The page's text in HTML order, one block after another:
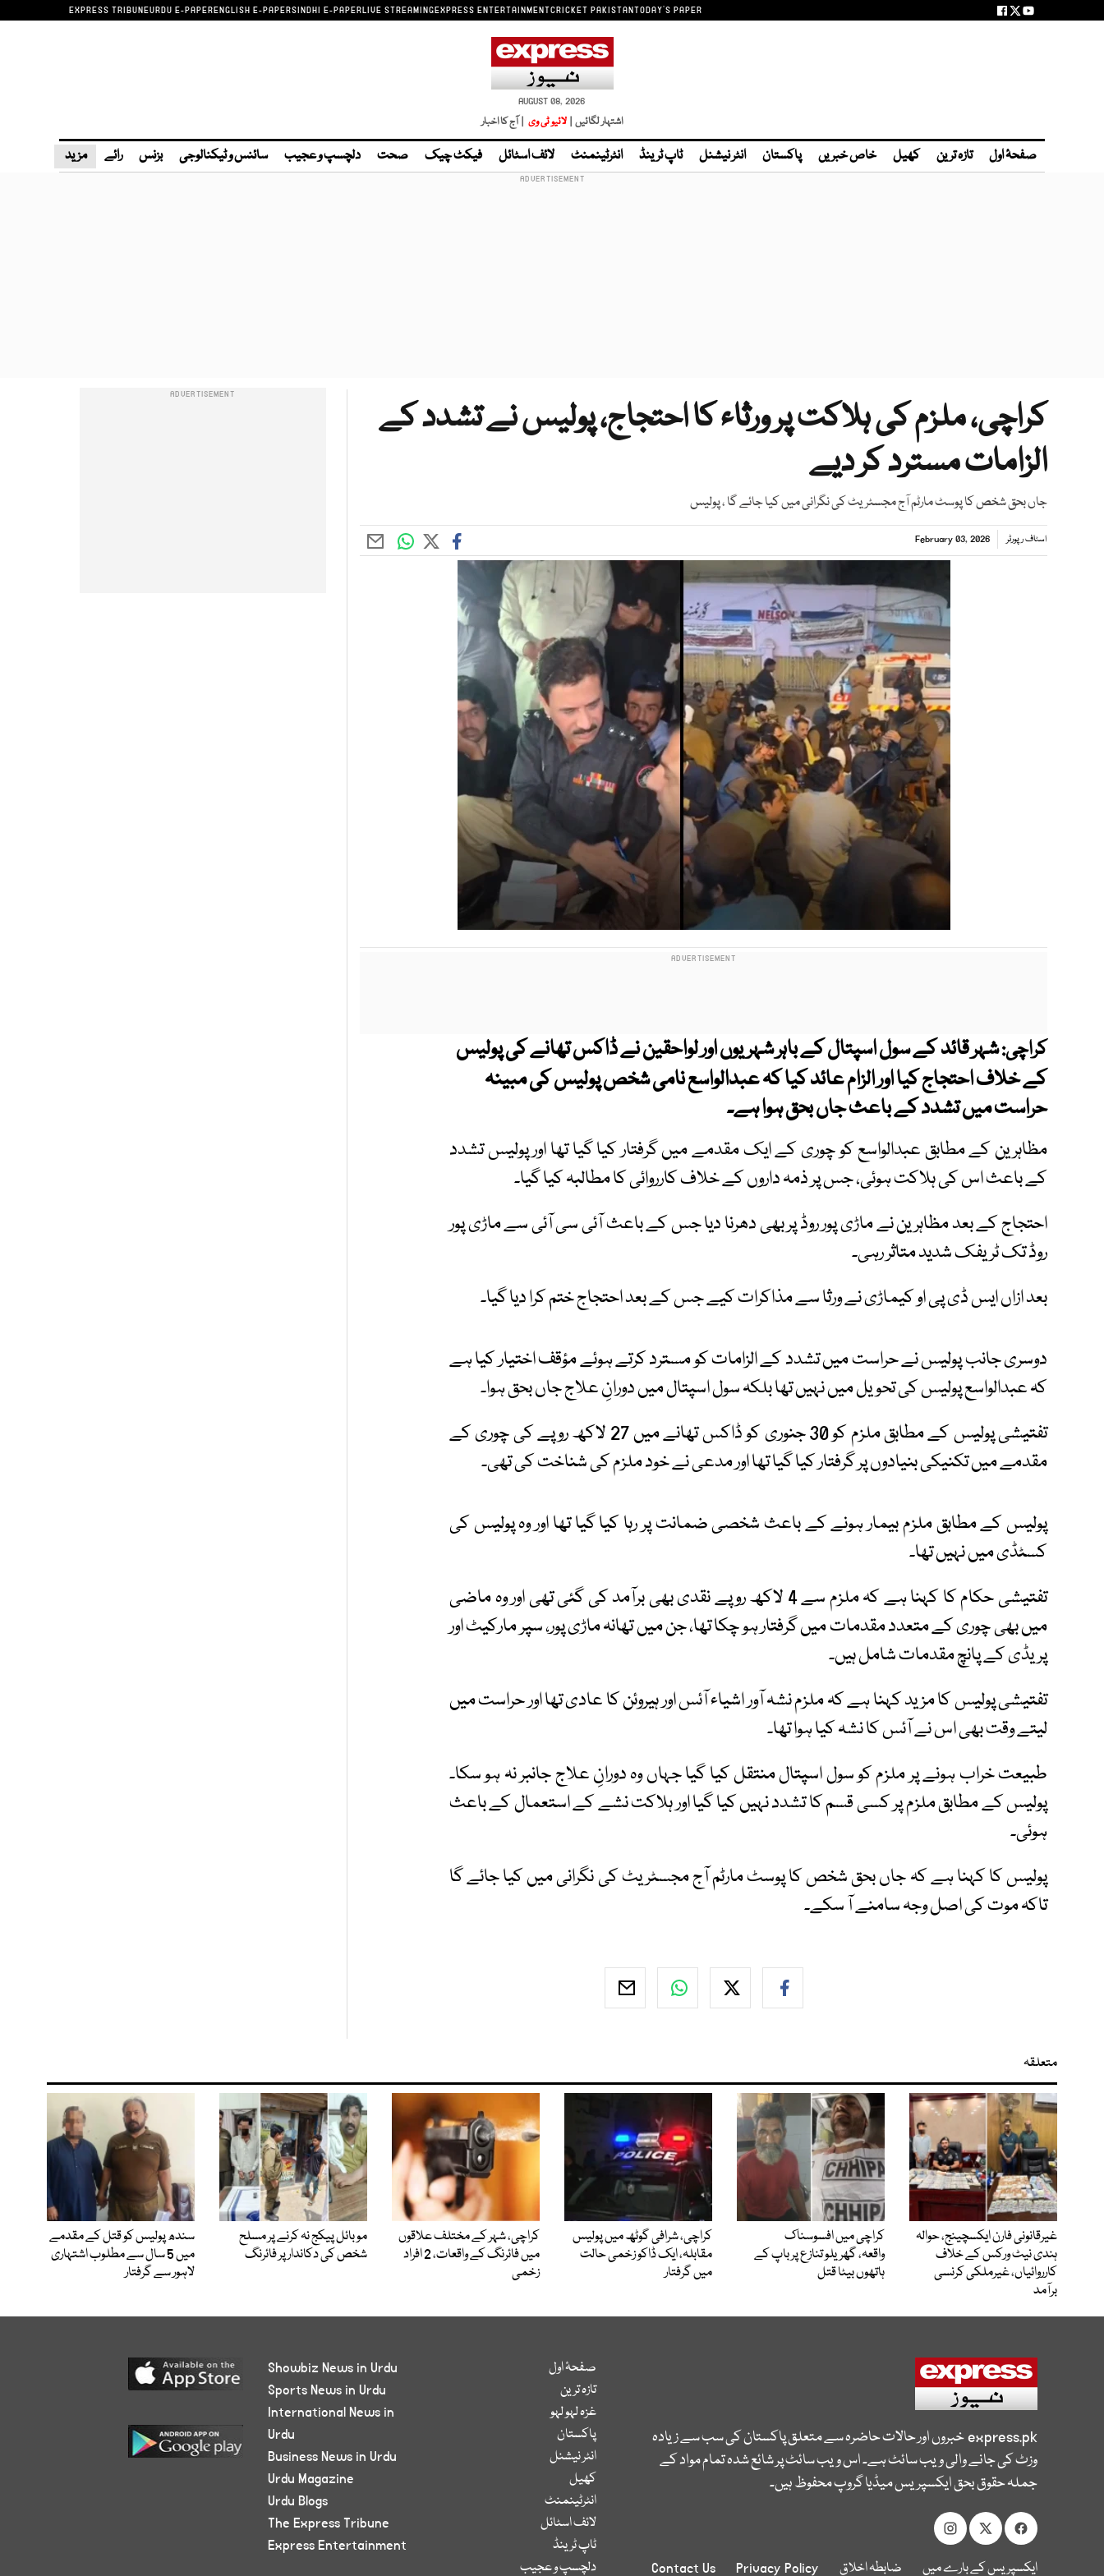
EXPRESS TRIBUNEURDU E-PAPERENGLISH E-PAPERSINDHI E-PAPERLIVE STREAMINGEXPRESS ENTERTAINMENTCRICKET PAKISTANTODAY'S PAPER
AUGUST 08, 2026
اشتہار لگائیں | لائیو ٹی وی | آج کا اخبار
صفحۂ اول تازہ ترین کھیل خاص خبریں پاکستان انٹر نیشنل ٹاپ ٹرینڈ انٹرٹینمنٹ لائف اسٹائل فیکٹ چیک صحت دلچسپ و عجیب سائنس و ٹیکنالوجی بزنس رائے مزید
کراچی، ملزم کی ہلاکت پر ورثاء کا احتجاج، پولیس نے تشدد کے
الزامات مسترد کر دیے
جاں بحق شخص کا پوسٹ مارٹم آج مجسٹریٹ کی نگرانی میں کیا جائے گا ، پولیس
اسٹاف رپورٹر February 03, 2026
کراچی:شہر قائد کے سول اسپتال کے باہر شہریوں اور لواحقین نے ڈاکس تھانے کی پولیس
کے خلاف احتجاج کیا اور الزام عائد کیا کہ عبدالواسع نامی شخص پولیس کی مبینہ
حراست میں تشدد کے باعث جاں بحق ہوا ہے۔
مظاہرین کے مطابق عبدالواسع کو چوری کے ایک مقدمے میں گرفتار کیا گیا تھا اور پولیس تشدد
کے باعث اس کی ہلاکت ہوئی، جس پر ذمہ داروں کے خلاف کارروائی کا مطالبہ کیا گیا۔
احتجاج کے بعد مظاہرین نے ماڑی پور روڈ پر بھی دھرنا دیا جس کے باعث آئی سی آئی سے ماڑی پور
روڈ تک ٹریفک شدید متاثر رہی۔
بعد ازاں ایس ڈی پی او کیماڑی نے ورثا سے مذاکرات کیے جس کے بعد احتجاج ختم کرا دیا گیا۔
دوسری جانب پولیس نے حراست میں تشدد کے الزامات کو مسترد کرتے ہوئے مؤقف اختیار کیا ہے
کہ عبدالواسع پولیس کی تحویل میں نہیں تھا بلکہ سول اسپتال میں دورانِ علاج جاں بحق ہوا۔
تفتیشی پولیس کے مطابق ملزم کو 30 جنوری کو ڈاکس تھانے میں 27 لاکھ روپے کی چوری کے
مقدمے میں تکنیکی بنیادوں پر گرفتار کیا گیا تھا اور مدعی نے خود ملزم کی شناخت کی تھی۔
پولیس کے مطابق ملزم بیمار ہونے کے باعث شخصی ضمانت پر رہا کیا گیا تھا اور وہ پولیس کی
کسٹڈی میں نہیں تھا۔
تفتیشی حکام کا کہنا ہے کہ ملزم سے 4 لاکھ روپے نقدی بھی برآمد کی گئی تھی اور وہ ماضی
میں بھی چوری کے متعدد مقدمات میں گرفتار ہو چکا تھا، جن میں تھانہ ماڑی پور، سپر مارکیٹ اور
پریڈی کے پانچ مقدمات شامل ہیں۔
تفتیشی پولیس کا مزید کہنا ہے کہ ملزم نشہ آور اشیاء آئس اور ہیروئن کا عادی تھا اور حراست میں
لیتے وقت بھی اس نے آئس کا نشہ کیا ہوا تھا۔
طبیعت خراب ہونے پر ملزم کو سول اسپتال منتقل کیا گیا جہاں وہ دورانِ علاج جانبر نہ ہو سکا۔
پولیس کے مطابق ملزم پر کسی قسم کا تشدد نہیں کیا گیا اور ہلاکت نشے کے استعمال کے باعث
ہوئی۔
پولیس کا کہنا ہے کہ جاں بحق شخص کا پوسٹ مارٹم آج مجسٹریٹ کی نگرانی میں کیا جائے گا
تاکہ موت کی اصل وجہ سامنے آ سکے۔
متعلقہ
غیرقانونی فارن ایکسچینج، حوالہ
ہندی نیٹ ورکس کے خلاف
کارروائیاں، غیرملکی کرنسی
برآمد
کراچی میں افسوسناک
واقعہ، گھریلو تنازع پر باپ کے
ہاتھوں بیٹا قتل
کراچی، شرافی گوٹھ میں پولیس
مقابلہ، ایک ڈاکو زخمی حالت
میں گرفتار
کراچی، شہر کے مختلف علاقوں
میں فائرنگ کے واقعات، 2 افراد
زخمی
موبائل پیکج نہ کرنے پر مسلح
شخص کی دکاندار پر فائرنگ
سندھ پولیس کو قتل کے مقدمے
میں 5 سال سے مطلوب اشتہاری
لاہور سے گرفتار
express.pkخبروں اور حالات حاضرہ سے متعلق پاکستان کی سب سے زیادہ
وزٹ کی جانے والی ویب سائٹ ہے۔ اس ویب سائٹ پر شائع شدہ تمام مواد کے
جملہ حقوق بحق ایکسپریس میڈیا گروپ محفوظ ہیں۔
ایکسپریس کے بارے میں ضابطہ اخلاق Privacy Policy
Contact Us
صفحۂ اول
تازہ ترین
غزہ لہو لہو
پاکستان
انٹر نیشنل
کھیل
انٹرٹینمنٹ
لائف اسٹائل
ٹاپ ٹرینڈ
دلچسپ و عجیب
Showbiz News in Urdu
Sports News in Urdu
International News in
Urdu
Business News in Urdu
Urdu Magazine
Urdu Blogs
The Express Tribune
Express Entertainment